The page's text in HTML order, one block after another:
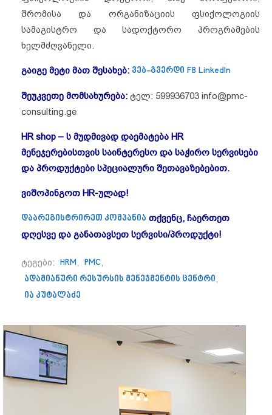
შრომისა და ორგანიზაციის ფსიქოლოგიის
სამაგისტრო და სადოქტორო პროგრამების
ხელმძღვანელი.
გაიგე მეტი მათ შესახებ: ვებ-გვერდი FB LinkedIn
შეუკვეთე მომსახურება: ტელ: 599936703 info@pmc-
consulting.ge
HR shop – ს მუდმივად დაემატება HR
მენეჯერებისთვის საინტერესო და საჭირო სერვისები
და პროდუქტები სპეციალური შეთავაზებებით.
ვიშოპინგოთ HR-ულად!
დაარეგისტრირეთ კომპანია თქვენც, ჩაერთეთ
დღესვე და განათავსეთ სერვისი/პროდუქტი!
ტეგები: HRM, PMC,
ადამიანური რესურსის მენეჯმენტის ცენტრი,
ია კუტალაძე